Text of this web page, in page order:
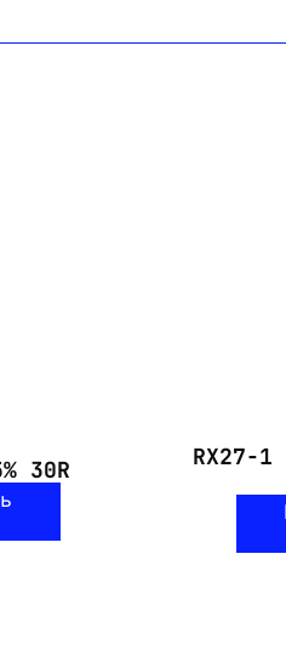
30R
RX27-